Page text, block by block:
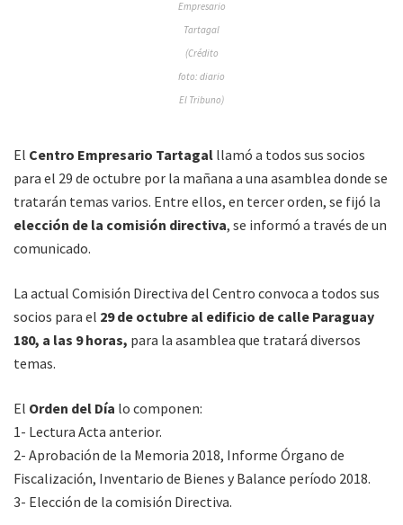
Empresario
Tartagal
(Crédito
foto: diario
El Tribuno)
El Centro Empresario Tartagal llamó a todos sus socios
para el 29 de octubre por la mañana a una asamblea donde se
tratarán temas varios. Entre ellos, en tercer orden, se fijó la
elección de la comisión directiva, se informó a través de un
comunicado.
La actual Comisión Directiva del Centro convoca a todos sus
socios para el 29 de octubre al edificio de calle Paraguay
180, a las 9 horas, para la asamblea que tratará diversos
temas.
El Orden del Día lo componen:
1- Lectura Acta anterior.
2- Aprobación de la Memoria 2018, Informe Órgano de
Fiscalización, Inventario de Bienes y Balance período 2018.
3- Elección de la comisión Directiva.